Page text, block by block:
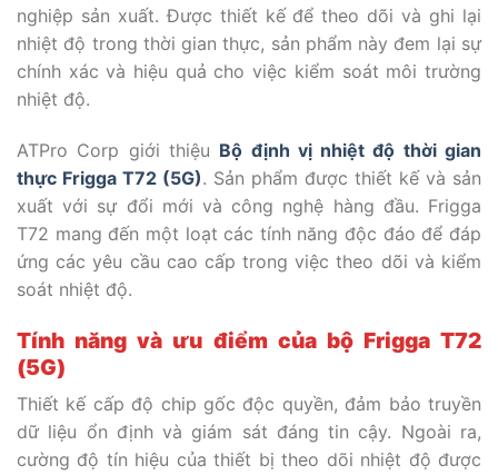
nghiệp sản xuất. Được thiết kế để theo dõi và ghi lại
nhiệt độ trong thời gian thực, sản phẩm này đem lại sự
chính xác và hiệu quả cho việc kiểm soát môi trường
nhiệt độ.
ATPro Corp giới thiệu Bộ định vị nhiệt độ thời gian
thực Frigga T72 (5G). Sản phẩm được thiết kế và sản
xuất với sự đổi mới và công nghệ hàng đầu. Frigga
T72 mang đến một loạt các tính năng độc đáo để đáp
ứng các yêu cầu cao cấp trong việc theo dõi và kiểm
soát nhiệt độ.
Tính năng và ưu điểm của bộ Frigga T72
(5G)
Thiết kế cấp độ chip gốc độc quyền, đảm bảo truyền
dữ liệu ổn định và giám sát đáng tin cậy. Ngoài ra,
cường độ tín hiệu của thiết bị theo dõi nhiệt độ được